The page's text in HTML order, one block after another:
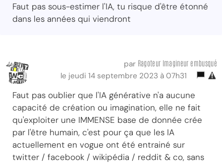
Faut pas sous-estimer l'IA, tu risque d'être étonné
dans les années qui viendront
par Ragoteur Imagineur embusqué
le jeudi 14 septembre 2023 à 07h31
Faut pas oublier que l'IA générative n'a aucune
capacité de création ou imagination, elle ne fait
qu'exploiter une IMMENSE base de donnée crée
par l'être humain, c'est pour ça que les IA
actuellement en vogue ont été entrainé sur
twitter / facebook / wikipédia / reddit & co, sans